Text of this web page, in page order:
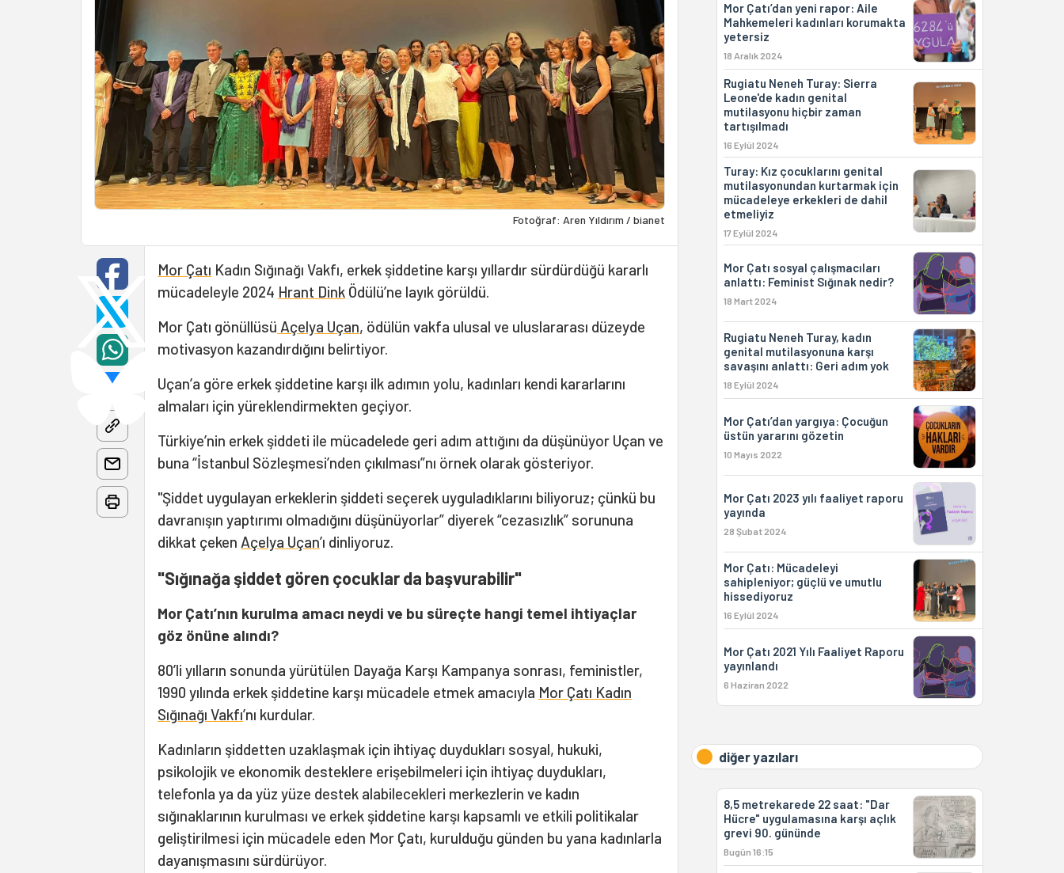
Fotoğraf: Aren Yıldırım / bianet
Mor Çatı Kadın Sığınağı Vakfı, erkek şiddetine karşı yıllardır sürdürdüğü kararlı
mücadeleyle 2024 Hrant Dink Ödülü’ne layık görüldü.
Mor Çatı gönüllüsü Açelya Uçan, ödülün vakfa ulusal ve uluslararası düzeyde
motivasyon kazandırdığını belirtiyor.
Uçan’a göre erkek şiddetine karşı ilk adımın yolu, kadınları kendi kararlarını
almaları için yüreklendirmekten geçiyor.
Türkiye’nin erkek şiddeti ile mücadelede geri adım attığını da düşünüyor Uçan ve
buna “İstanbul Sözleşmesi’nden çıkılması”nı örnek olarak gösteriyor.
"Şiddet uygulayan erkeklerin şiddeti seçerek uyguladıklarını biliyoruz; çünkü bu
davranışın yaptırımı olmadığını düşünüyorlar” diyerek “cezasızlık” sorununa
dikkat çeken Açelya Uçan’ı dinliyoruz.
"Sığınağa şiddet gören çocuklar da başvurabilir"
Mor Çatı’nın kurulma amacı neydi ve bu süreçte hangi temel ihtiyaçlar
göz önüne alındı?
80’li yılların sonunda yürütülen Dayağa Karşı Kampanya sonrası, feministler,
1990 yılında erkek şiddetine karşı mücadele etmek amacıyla Mor Çatı Kadın
Sığınağı Vakfı’nı kurdular.
Kadınların şiddetten uzaklaşmak için ihtiyaç duydukları sosyal, hukuki,
psikolojik ve ekonomik desteklere erişebilmeleri için ihtiyaç duydukları,
telefonla ya da yüz yüze destek alabilecekleri merkezlerin ve kadın
sığınaklarının kurulması ve erkek şiddetine karşı kapsamlı ve etkili politikalar
geliştirilmesi için mücadele eden Mor Çatı, kurulduğu günden bu yana kadınlarla
dayanışmasını sürdürüyor.
Mor Çatı’dan yeni rapor: Aile
Mahkemeleri kadınları korumakta
yetersiz
18 Aralık 2024
Rugiatu Neneh Turay: Sierra
Leone'de kadın genital
mutilasyonu hiçbir zaman
tartışılmadı
16 Eylül 2024
Turay: Kız çocuklarını genital
mutilasyonundan kurtarmak için
mücadeleye erkekleri de dahil
etmeliyiz
17 Eylül 2024
Mor Çatı sosyal çalışmacıları
anlattı: Feminist Sığınak nedir?
18 Mart 2024
Rugiatu Neneh Turay, kadın
genital mutilasyonuna karşı
savaşını anlattı: Geri adım yok
18 Eylül 2024
Mor Çatı’dan yargıya: Çocuğun
üstün yararını gözetin
10 Mayıs 2022
Mor Çatı 2023 yılı faaliyet raporu
yayında
28 Şubat 2024
Mor Çatı: Mücadeleyi
sahipleniyor; güçlü ve umutlu
hissediyoruz
16 Eylül 2024
Mor Çatı 2021 Yılı Faaliyet Raporu
yayınlandı
6 Haziran 2022
diğer yazıları
8,5 metrekarede 22 saat: "Dar
Hücre" uygulamasına karşı açlık
grevi 90. gününde
Bugün 16:15